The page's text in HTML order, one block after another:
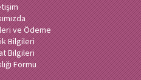
ve Ödeme
Bilgileri
Bilgileri
Formu